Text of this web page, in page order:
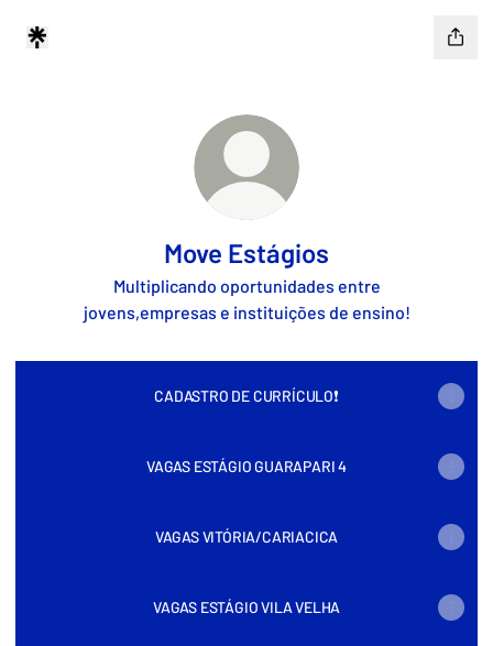
Move Estágios
Multiplicando oportunidades entre
jovens,empresas e instituições de ensino!
CADASTRO DE CURRÍCULO❗
VAGAS ESTÁGIO GUARAPARI 4
VAGAS VITÓRIA/CARIACICA
VAGAS ESTÁGIO VILA VELHA